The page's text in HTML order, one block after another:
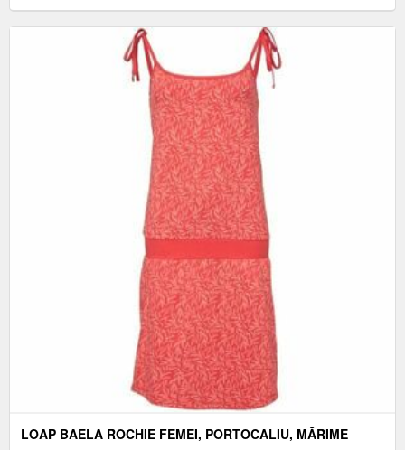
LOAP BAELA ROCHIE FEMEI, PORTOCALIU, MĂRIME